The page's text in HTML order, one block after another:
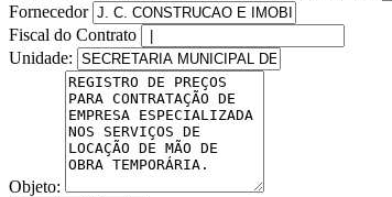
Fornecedor
Fiscal do Contrato
Unidade:
Objeto: